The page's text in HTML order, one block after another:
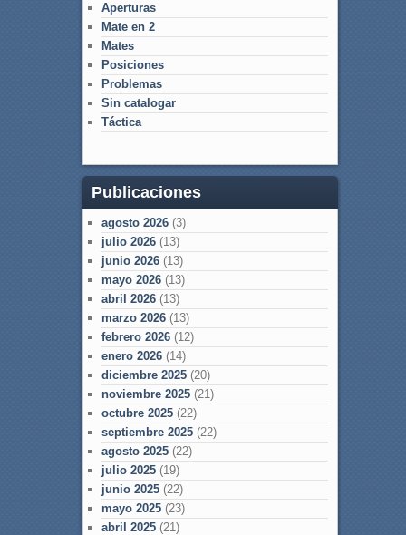
Aperturas
Mate en 2
Mates
Posiciones
Problemas
Sin catalogar
Táctica
Publicaciones
agosto 2026(3)
julio 2026(13)
junio 2026(13)
mayo 2026(13)
abril 2026(13)
marzo 2026(13)
febrero 2026(12)
enero 2026(14)
diciembre 2025(20)
noviembre 2025(21)
octubre 2025(22)
septiembre 2025(22)
agosto 2025(22)
julio 2025(19)
junio 2025(22)
mayo 2025(23)
abril 2025(21)